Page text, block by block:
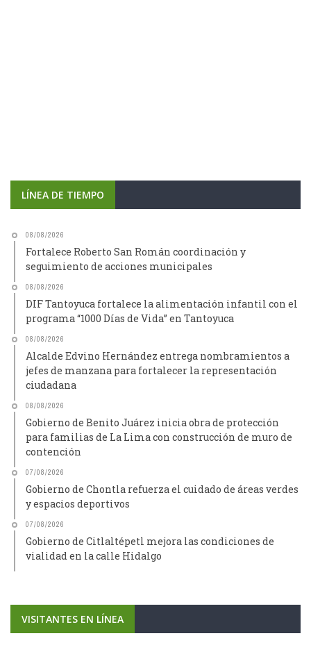
LÍNEA DE TIEMPO
08/08/2026
Fortalece Roberto San Román coordinación y
seguimiento de acciones municipales
08/08/2026
DIF Tantoyuca fortalece la alimentación infantil con el
programa “1000 Días de Vida” en Tantoyuca
08/08/2026
Alcalde Edvino Hernández entrega nombramientos a
jefes de manzana para fortalecer la representación
ciudadana
08/08/2026
Gobierno de Benito Juárez inicia obra de protección
para familias de La Lima con construcción de muro de
contención
07/08/2026
Gobierno de Chontla refuerza el cuidado de áreas verdes
y espacios deportivos
07/08/2026
Gobierno de Citlaltépetl mejora las condiciones de
vialidad en la calle Hidalgo
VISITANTES EN LÍNEA